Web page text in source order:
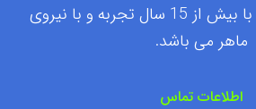
لوله بازکنی کاسپین با بیش از 15 سال تجربه و با نیروی
ماهر می باشد.
اطلاعات تماس